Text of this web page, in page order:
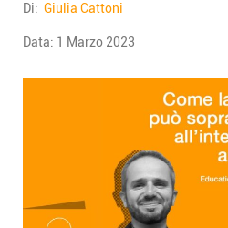
Di: Giulia Cattoni
Data: 1 Marzo 2023